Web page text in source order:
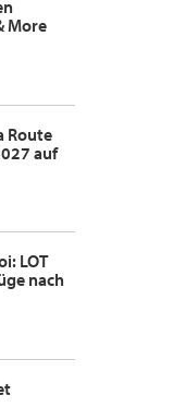
More
Route
auf
LOT
nach